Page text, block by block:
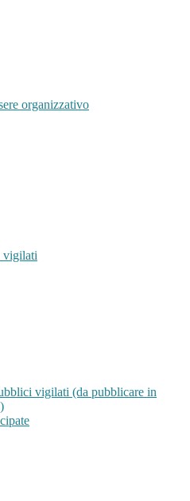
organizzativo
vigilati
vigilati (da pubblicare in